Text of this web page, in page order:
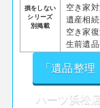
損をしない
シリーズ
別掲載
空き家
遺産相
空き家
生前遺
「遺品整
ハーツ浜松